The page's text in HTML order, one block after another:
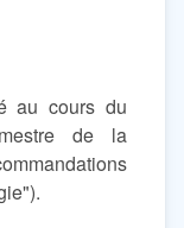
au cours du
de la